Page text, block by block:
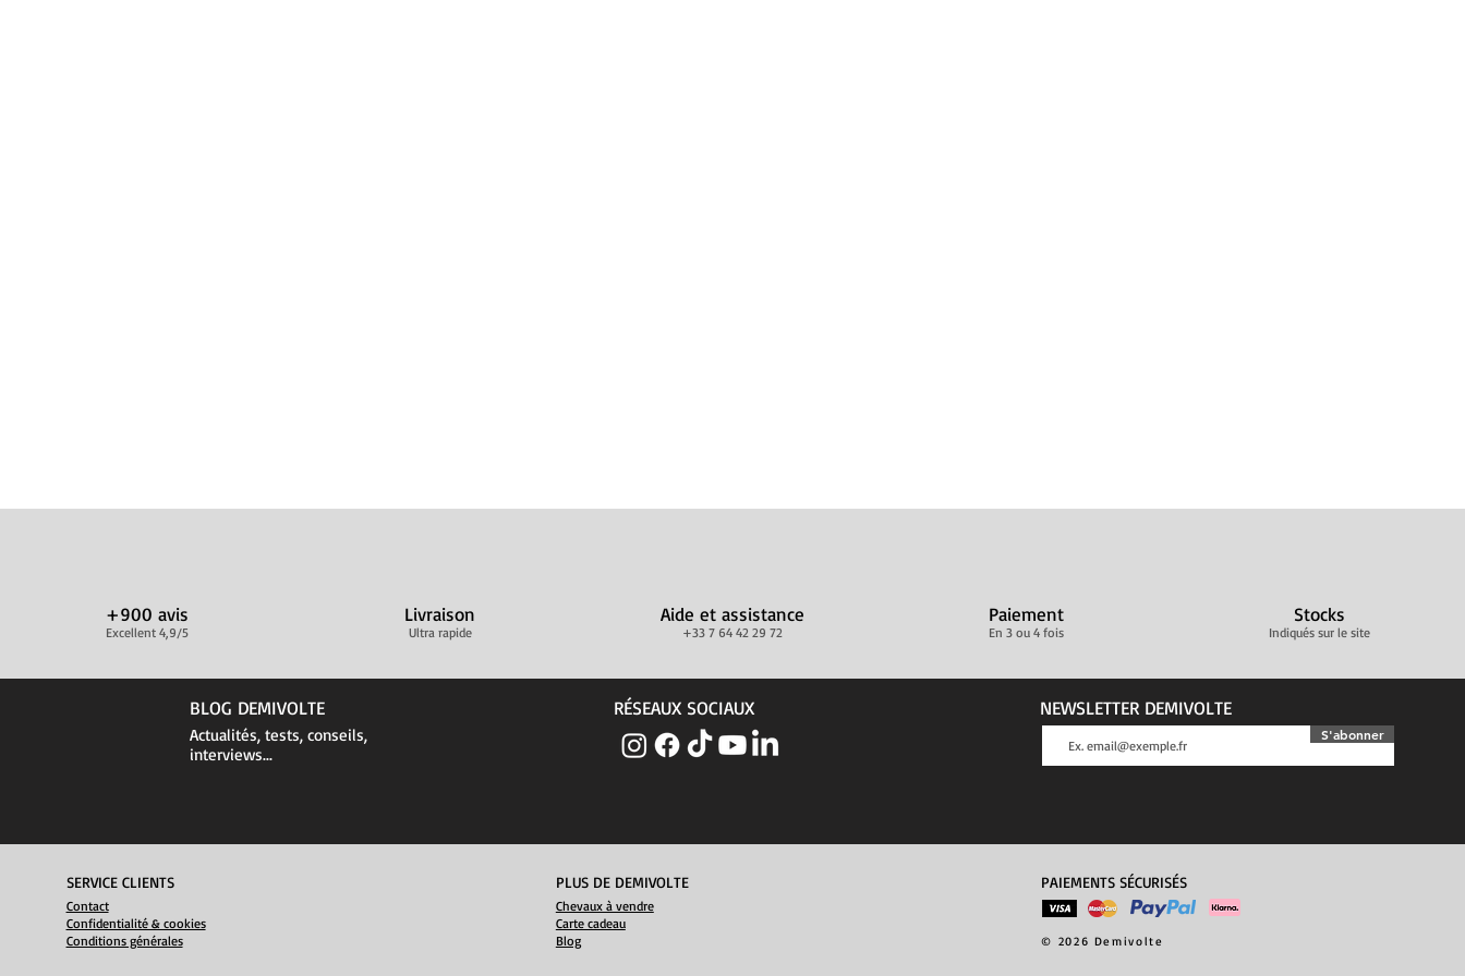
+900 avis
Excellent 4,9/5
Livraison
Ultra rapide
Aide et assistance
+33 7 64 42 29 72
Paiement
En 3 ou 4 fois
Stocks
Indiqués sur le site
BLOG DEMIVOLTE
Actualités, tests, conseils,
interviews...
RÉSEAUX SOCIAUX NEWSLETTER DEMIVOLTE
S'abonner
SERVICE CLIENTS
Contact
Confidentialité & cookies
Conditions générales
PLUS DE DEMIVOLTE
Chevaux à vendre
Carte cadeau
Blog
PAIEMENTS SÉCURISÉS
© 2026 Demivolte